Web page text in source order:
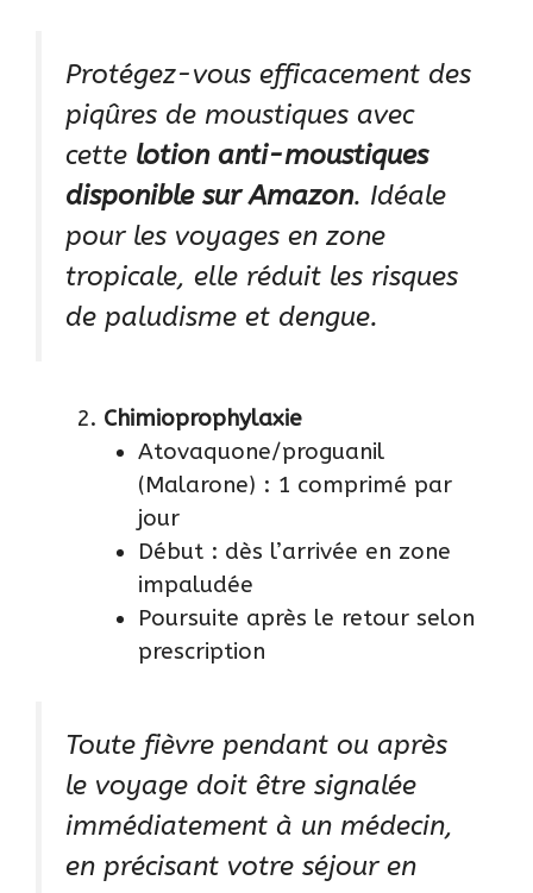
Protégez-vous efficacement des
piqûres de moustiques avec
cette lotion anti-moustiques
disponible sur Amazon. Idéale
pour les voyages en zone
tropicale, elle réduit les risques
de paludisme et dengue.
Chimioprophylaxie
Atovaquone/proguanil
(Malarone) : 1 comprimé par
jour
Début : dès l’arrivée en zone
impaludée
Poursuite après le retour selon
prescription
Toute fièvre pendant ou après
le voyage doit être signalée
immédiatement à un médecin,
en précisant votre séjour en